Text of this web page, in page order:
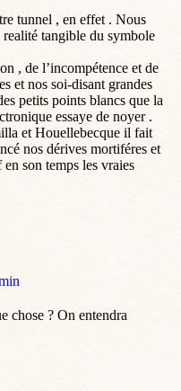
tunnel , en effet . Nous
tangible du symbole
, de l’incompétence et de
et nos soi-disant grandes
petits points blancs que la
essaye de noyer .
et Houellebecque il fait
nos dérives mortiféres et
son temps les vraies
chose ? On entendra